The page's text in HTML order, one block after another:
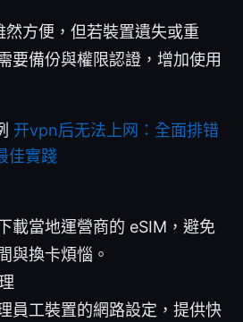
然方便，但若裝置遺失或重
要備份與權限認證，增加使用
开vpn后无法上网：全面排错
佳實踐
載當地運營商的 eSIM，避免
與換卡煩惱。
員工裝置的網路設定，提供快